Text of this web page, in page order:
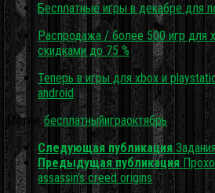
Бесплатные игры в декабре для
Распродажа / более 500 игр для
скидками до 75 %
Теперь в игры для xbox и
android
Метки: бесплатныйиграоктябрь
Следующая публикация
Предыдущая публикация
assassin’s creed origins